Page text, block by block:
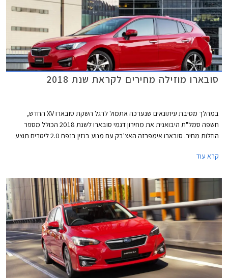
סובארו מוזילה מחירים לקראת שנת 2018
במהלך מסיבת עיתונאים שנערכה אתמול לרגל השקת סובארו XV החדש,
חשפה סמל"ת היבואנית את מחירון דגמי סובארו לשנת 2018 הכולל מספר
הוזלות מחיר. סובארו אימפרזה האצ'בק עם מנוע בנזין בנפח 2.0 ליטרים תוצע
קרא עוד